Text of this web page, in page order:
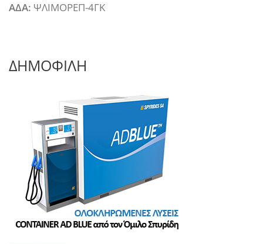
ΑΔΑ: ΨΛΙΜΟΡΕΠ-4ΓΚ
ΔΗΜΟΦΙΛΗ